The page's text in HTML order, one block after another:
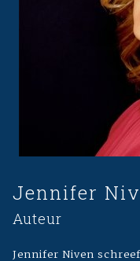
Jennifer
Auteur
Jennifer Niven